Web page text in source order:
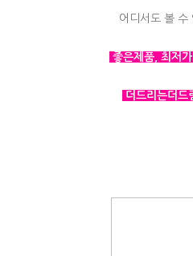
어디서도 볼 수
좋은제품, 최저
더드리는더드